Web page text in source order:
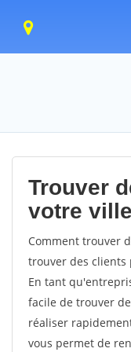
Trouver
votre
Comment trouver
trouver des clients
En tant
facile de trouver
réaliser
vous permet de